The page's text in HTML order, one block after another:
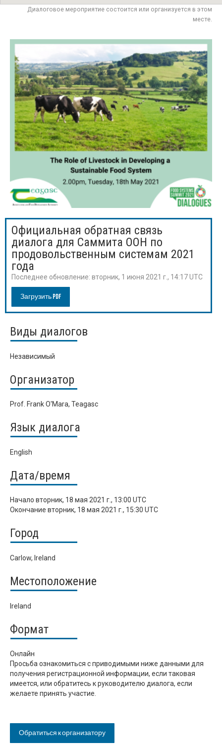
Диалоговое мероприятие состоится или организуется в этом
месте.
Официальная обратная связь
диалога для Саммита ООН по
продовольственным системам 2021
года
Последнее обновление: вторник, 1 июня 2021 г., 14:17 UTC
Загрузить PDF
Виды диалогов
Независимый
Организатор
Prof. Frank O'Mara, Teagasc
Язык диалога
English
Дата/время
Начало вторник, 18 мая 2021 г., 13:00 UTC
Окончание вторник, 18 мая 2021 г., 15:30 UTC
Город
Carlow, Ireland
Местоположение
Ireland
Формат
Онлайн
Просьба ознакомиться с приводимыми ниже данными для
получения регистрационной информации, если таковая
имеется, или обратитесь к руководителю диалога, если
желаете принять участие.
Обратиться к организатору